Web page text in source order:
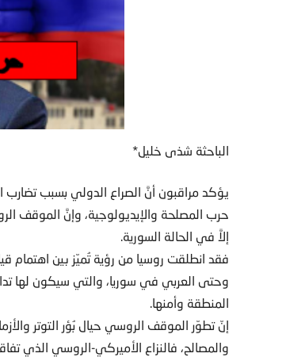
الباحثة شذى خليل*
يؤكد مراقبون أنَّ الصراع الدولي بسبب تضارب
حرب المصلحة والإيديولوجية، وإنَّ الموقف
إلاَّ في الحالة السورية.
فقد انطلقت روسيا من رؤية تُميّز بين اهتمام
وحتى العربي في سوريا، والتي سيكون لها
المنطقة وأمنها.
إنّ تطوّر الموقف الروسي حيال بُؤر التوتر
والمصالح، فالنزاع الأميركي-الروسي الذي